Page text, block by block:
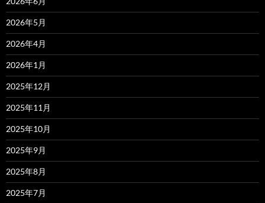
2026年5月
2026年4月
2026年1月
2025年12月
2025年11月
2025年10月
2025年9月
2025年8月
2025年7月